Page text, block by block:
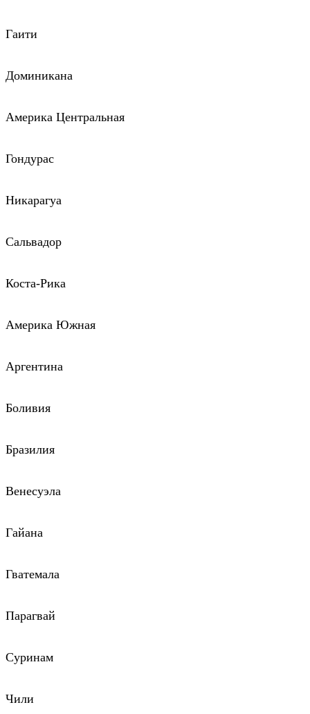
Гаити
Доминикана
Америка Центральная
Гондурас
Никарагуа
Сальвадор
Коста-Рика
Америка Южная
Аргентина
Боливия
Бразилия
Венесуэла
Гайана
Гватемала
Парагвай
Суринам
Чили